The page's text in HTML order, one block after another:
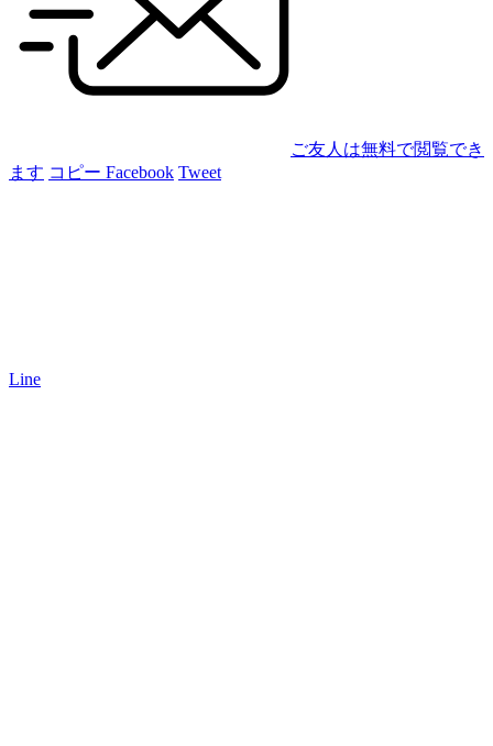
ご友人は無料で閲覧でき
ます コピー Facebook Tweet
Line